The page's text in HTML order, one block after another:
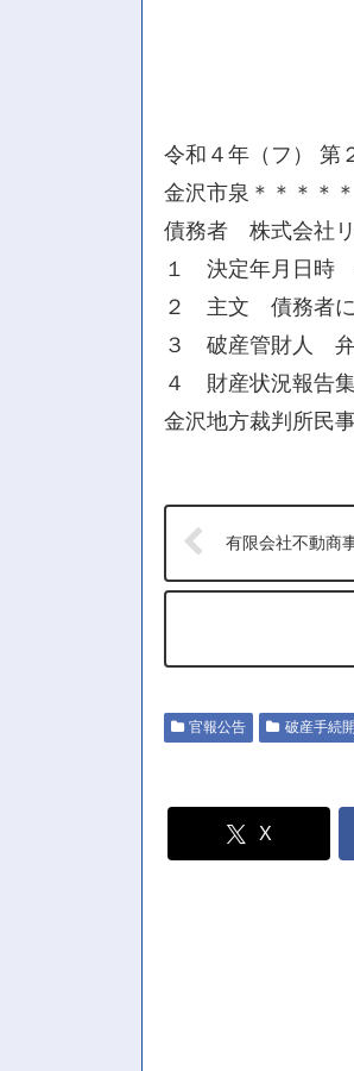
令和４年（フ） 第
金沢市泉＊＊＊＊＊
債務者 株式会社
１ 決定年月日時
２ 主文 債務者に
３ 破産管財人
４ 財産状況報告
金沢地方裁判所民
有限会社不動商
官報公告 破産手続
X